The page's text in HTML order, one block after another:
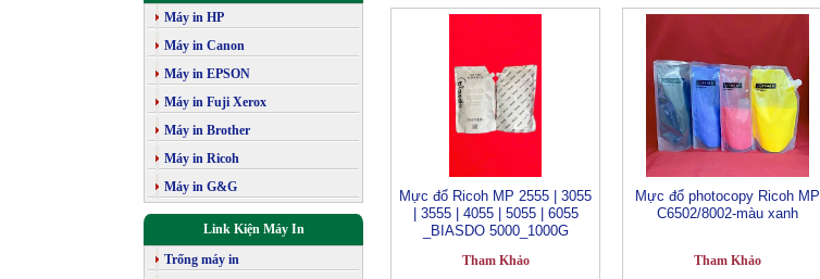
Máy in HP
Máy in Canon
Máy in EPSON
Máy in Fuji Xerox
Máy in Brother
Máy in Ricoh
Máy in G&G
Link Kiện Máy In
Trống máy in
Mực đổ Ricoh MP 2555 | 3055
| 3555 | 4055 | 5055 | 6055
_BIASDO 5000_1000G
Tham Khảo
Mực đổ photocopy Ricoh MP
C6502/8002-màu xanh
Tham Khảo